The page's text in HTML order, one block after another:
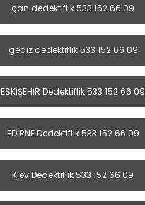
çan dedektiflik 533 152 66 09
gediz dedektiflik 533 152 66 09
ESKİŞEHİR Dedektiflik 533 152 66 09
EDİRNE Dedektiflik 533 152 66 09
Kiev Dedektiflik 533 152 66 09